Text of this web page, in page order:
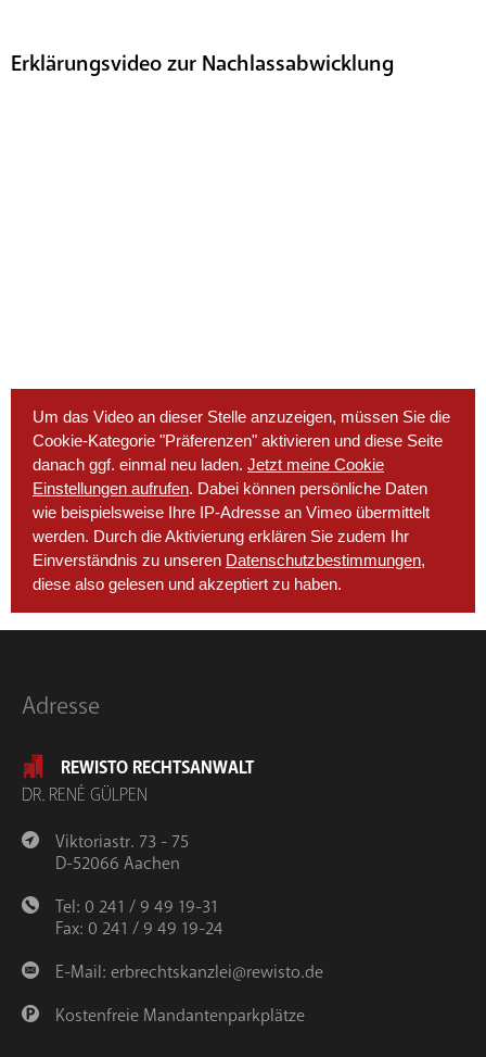
Erklärungsvideo zur Nachlassabwicklung
Um das Video an dieser Stelle anzuzeigen, müssen Sie die
Cookie-Kategorie "Präferenzen" aktivieren und diese Seite
danach ggf. einmal neu laden. Jetzt meine Cookie
Einstellungen aufrufen. Dabei können persönliche Daten
wie beispielsweise Ihre IP-Adresse an Vimeo übermittelt
werden. Durch die Aktivierung erklären Sie zudem Ihr
Einverständnis zu unseren Datenschutzbestimmungen,
diese also gelesen und akzeptiert zu haben.
Adresse
REWISTO RECHTSANWALT
DR. RENÉ GÜLPEN
Viktoriastr. 73 - 75
D-52066 Aachen
Tel: 0 241 / 9 49 19-31
Fax: 0 241 / 9 49 19-24
E-Mail: erbrechtskanzlei@rewisto.de
Kostenfreie Mandantenparkplätze